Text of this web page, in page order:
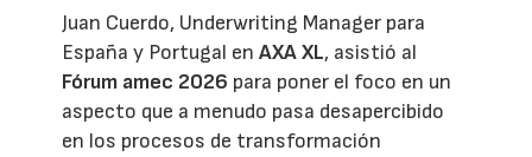
Juan Cuerdo, Underwriting Manager para
España y Portugal enAXA XL, asistió al
Fórum amec 2026 para poner el foco en un
aspecto que a menudo pasa desapercibido
en los procesos de transformación